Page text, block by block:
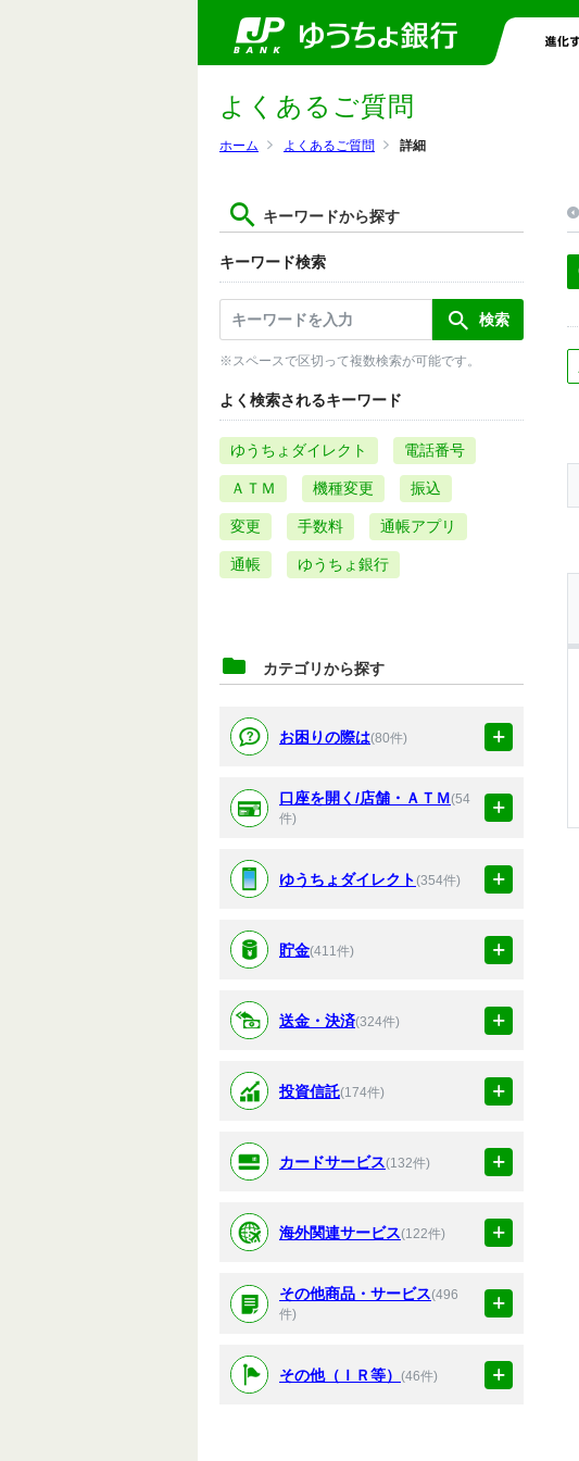
ホーム よくあるご質問 詳細
よくあるご質問
キーワードから探す
キーワード検索
※スペースで区切って複数検索が可能です。
よく検索されるキーワード
ゆうちょダイレクト 電話番号
ＡＴＭ 機種変更 振込
変更 手数料 通帳アプリ
通帳 ゆうちょ銀行
カテゴリから探す
お困りの際は(80件)
口座を開く/店舗・ＡＴＭ(54
件)
ゆうちょダイレクト(354件)
貯金(411件)
送金・決済(324件)
投資信託(174件)
カードサービス(132件)
海外関連サービス(122件)
その他商品・サービス(496
件)
その他（ＩＲ等） (46件)